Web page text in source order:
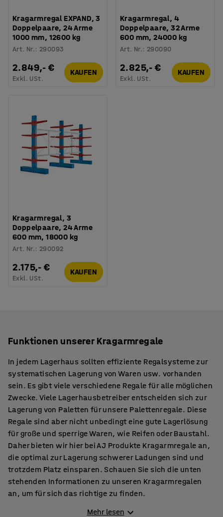
Kragarmregal EXPAND, 3
Doppelpaare, 24 Arme
1000 mm, 12600 kg
Art. Nr.: 290093
2.849,- €
Exkl. USt.
KAUFEN
Kragarmregal, 4
Doppelpaare, 32 Arme
600 mm, 24000 kg
Art. Nr.: 290090
2.825,- €
Exkl. USt.
KAUFEN
Kragarmregal, 3
Doppelpaare, 24 Arme
600 mm, 18000 kg
Art. Nr.: 290092
2.175,- €
Exkl. USt.
KAUFEN
Funktionen unserer Kragarmregale
In jedem Lagerhaus sollten effiziente Regalsysteme zur
systematischen Lagerung von Waren usw. vorhanden
sein. Es gibt viele verschiedene Regale für alle möglichen
Zwecke. Viele Lagerhausbetreiber entscheiden sich zur
Lagerung von Paletten für unsere Palettenregale. Diese
Regale sind aber nicht unbedingt eine gute Lagerlösung
für große und sperrige Waren, wie Reifen oder Baustahl.
Daher bieten wir hier bei AJ Produkte Kragarmregale an,
die optimal zur Lagerung schwerer Ladungen sind und
trotzdem Platz einsparen. Schauen Sie sich die unten
stehenden Informationen zu unseren Kragarmregalen
an, um für sich das richtige zu finden.
Mehr lesen